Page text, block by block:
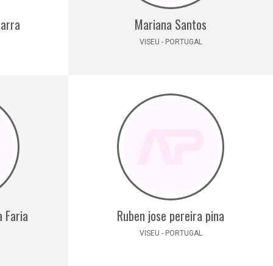
Mariana Santos
VISEU - PORTUGAL
Faria Ruben jose pereira pina
VISEU - PORTUGAL